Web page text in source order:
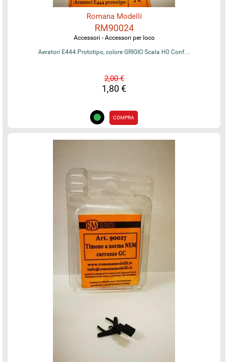
Romana Modelli
RM90024
Accessori - Accessori per loco
Aeratori E444 Prototipo, colore GRIGIO Scala H0 Conf…
2,00 €
1,80 €
COMPRA